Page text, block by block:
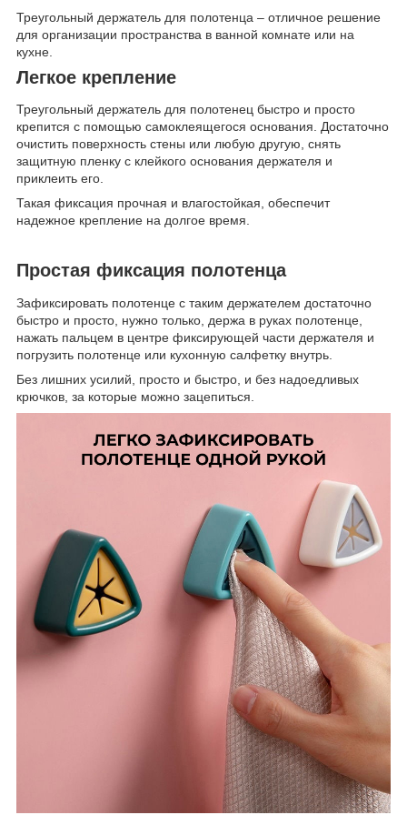
Треугольный держатель для полотенца – отличное решение
для организации пространства в ванной комнате или на
кухне.
Легкое крепление
Треугольный держатель для полотенец быстро и просто
крепится с помощью самоклеящегося основания. Достаточно
очистить поверхность стены или любую другую, снять
защитную пленку с клейкого основания держателя и
приклеить его.
Такая фиксация прочная и влагостойкая, обеспечит
надежное крепление на долгое время.
Простая фиксация полотенца
Зафиксировать полотенце с таким держателем достаточно
быстро и просто, нужно только, держа в руках полотенце,
нажать пальцем в центре фиксирующей части держателя и
погрузить полотенце или кухонную салфетку внутрь.
Без лишних усилий, просто и быстро, и без надоедливых
крючков, за которые можно зацепиться.